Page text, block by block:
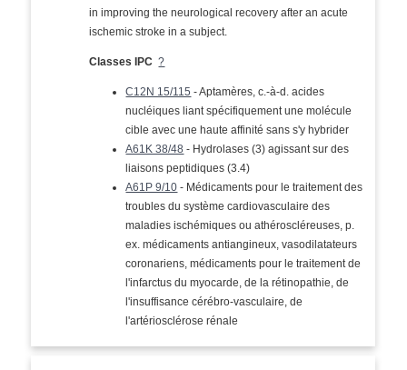
in improving the neurological recovery after an acute
ischemic stroke in a subject.
Classes IPC ?
C12N 15/115 - Aptamères, c.-à-d. acides
nucléiques liant spécifiquement une molécule
cible avec une haute affinité sans s'y hybrider
A61K 38/48 - Hydrolases (3) agissant sur des
liaisons peptidiques (3.4)
A61P 9/10 - Médicaments pour le traitement des
troubles du système cardiovasculaire des
maladies ischémiques ou athéroscléreuses, p.
ex. médicaments antiangineux, vasodilatateurs
coronariens, médicaments pour le traitement de
l'infarctus du myocarde, de la rétinopathie, de
l'insuffisance cérébro-vasculaire, de
l'artériosclérose rénale